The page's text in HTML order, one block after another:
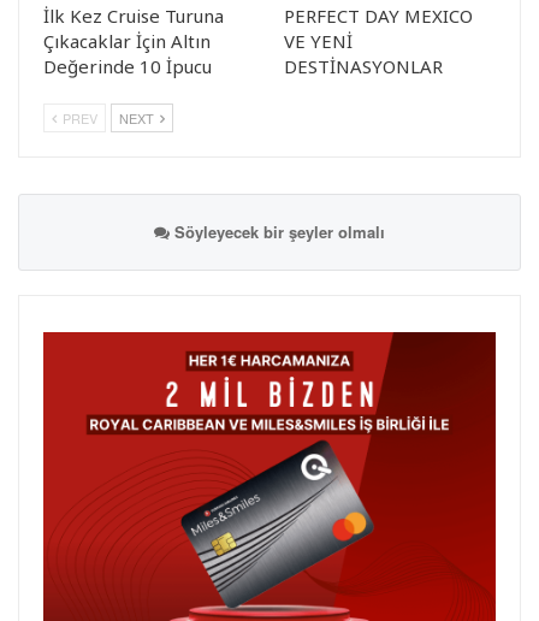
İlk Kez Cruise Turuna
Çıkacaklar İçin Altın
Değerinde 10 İpucu
PERFECT DAY MEXICO
VE YENİ
DESTİNASYONLAR
PREV NEXT
Söyleyecek bir şeyler olmalı